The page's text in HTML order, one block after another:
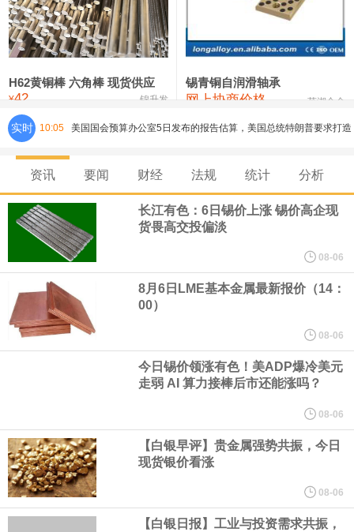
铸造铝合金锭(ZLD104) 24,100—24,300 24,200
压铸锌合金锭 26,250—26,450
氯化镍 38,300—40,300 39,300 0
H62黄铜棒 六角棒 现货供应
¥42 锦升发
锡青铜自润滑轴承
网上协商价格 芜湖合金
实时 10:05 美国国会预算办公室5日发布的报告估算，美国总统特朗普要求打造
的海军全新核动力“黄金舰队”可能需要在今后数十年间支出约2750
亿美元。其中，首艘“特朗普级”战列舰“无畏”号预估造价比原来至少
高50%。
芝加哥期权交易所全球市场公司（CBOE GLOBAL MARKETS
INC）：CBOE 欧洲清算所将于 8 月 24 日起，将证券融资交易清算
业务拓展至固定收益品类。
全球科技股波动性的加剧。 日本市场中，软银股价收盘下跌4.4%，
芯片设备制造商东京电子股价下跌近6%，日本存储芯片制造商铠侠
股价下跌超过10%。
资讯 要闻 财经 法规 统计 分析
长江有色：6日锡价上涨 锡价高企现
货畏高交投偏淡
08-06
8月6日LME基本金属最新报价（14：
00）
08-06
今日锡价领涨有色！美ADP爆冷美元
走弱 AI 算力接棒后市还能涨吗？
08-06
【白银早评】贵金属强势共振，今日
现货银价看涨
08-06
【白银日报】工业与投资需求共振，